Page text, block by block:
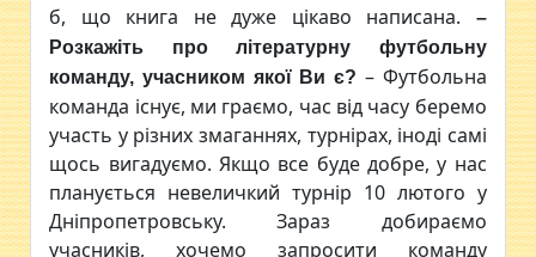
б, що книга не дуже цікаво написана.
–
Розкажіть про літературну футбольну
команду, учасником якої Ви є? – Футбольна
команда існує, ми граємо, час від часу беремо
участь у різних змаганнях, турнірах, іноді самі
щось вигадуємо. Якщо все буде добре, у нас
планується невеличкий турнір 10 лютого у
Дніпропетровську. Зараз добираємо
учасників, хочемо запросити команду